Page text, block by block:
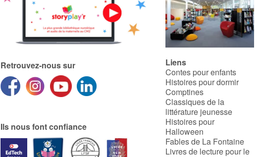
Retrouvez-nous sur
Ils nous font confiance
Liens
Contes pour enfants
Histoires pour dormir
Comptines
Classiques de la
littérature jeunesse
Histoires pour
Halloween
Fables de La Fontaine
Livres de lecture pour le